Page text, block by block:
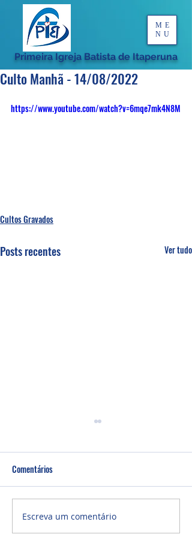
Primeira Igreja Batista de Itaperuna
ME
NU
Culto Manhã - 14/08/2022
https://www.youtube.com/watch?v=6mqe7mk4N8M
Cultos Gravados
Posts recentes Ver tudo
Comentários
Escreva um comentário